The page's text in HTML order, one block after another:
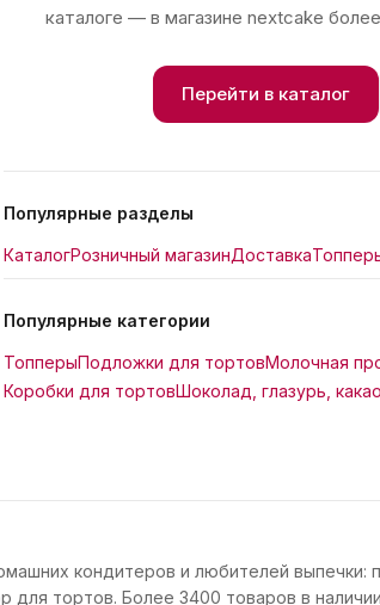
каталоге — в магазине nextcake
Перейти в каталог
Популярные разделы
КаталогРозничный магазинДоставка
Популярные категории
ТопперыПодложки для тортовМолочная
Коробки для тортовШоколад, глазурь, какао
кондитеров и любителей выпечки:
тортов. Более 3400 товаров в